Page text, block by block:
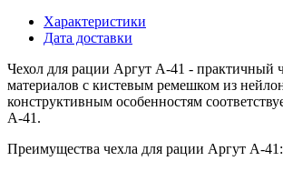
Характеристики
Дата доставки
Чехол для рации Аргут А-41 - практичный
материалов с кистевым ремешком из
конструктивным особенностям
А-41.
Преимущества чехла для рации Аргут А-41: